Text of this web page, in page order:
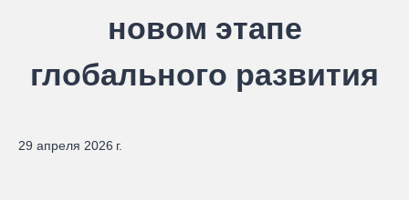
новом этапе
глобального развития
29 апреля 2026 г.